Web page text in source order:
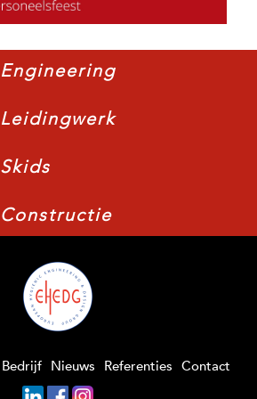
Engineering
Leidingwerk
Skids
Constructie
Bedrijf Nieuws Referenties Contact